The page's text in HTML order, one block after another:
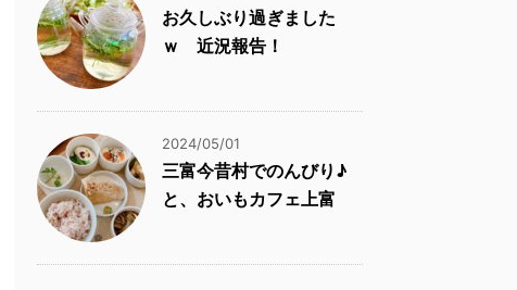
お久しぶり過ぎました
ｗ 近況報告！
2024/05/01
三富今昔村でのんびり♪
と、おいもカフェ上富